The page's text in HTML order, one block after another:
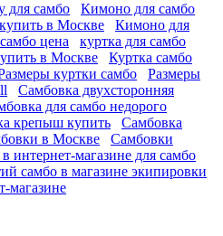
для самбо
Кимоно для самбо
в Москве
Кимоно для
цена
куртка для самбо
в Москве
Куртка самбо
куртки самбо
Размеры
Самбовка двухсторонняя
для самбо недорого
крепыш купить
Самбовка
в Москве
Самбовки
интернет-магазине для самбо
самбо в магазине экипировки
магазине